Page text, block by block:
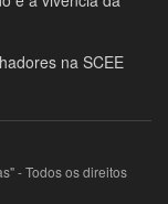
na SCEE
- Todos os direitos